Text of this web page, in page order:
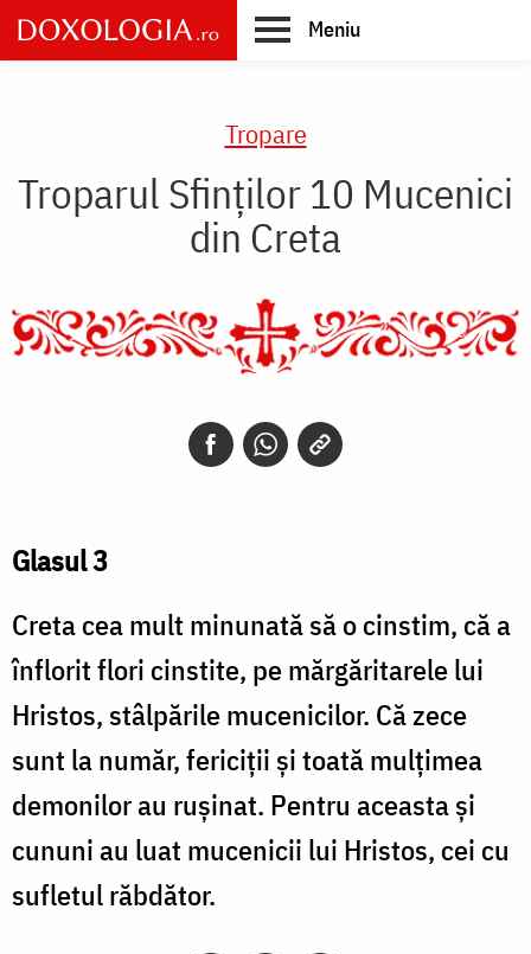
Skip
to
main
Meniu
Tropare
Troparul Sfinţilor 10 Mucenici
din Creta
Glasul 3
Creta cea mult minunată să o cinstim, că a
înflorit flori cin­stite, pe mărgăritarele lui
Hristos, stâlpările mucenicilor. Că zece
sunt la număr, ferici­ţii şi toată mulţimea
demonilor au ruşinat. Pentru aceasta şi
cununi au luat mucenicii lui Hristos, cei cu
sufletul răbdător.